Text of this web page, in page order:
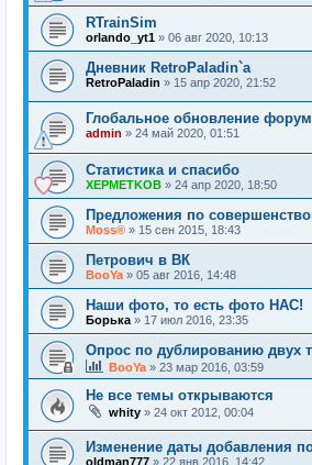
RTrainSim
orlando_yt1 » 06 авг 2020, 10:13
Дневник RetroPaladin`a
RetroPaladin » 15 апр 2020, 21:52
Глобальное обновление
admin » 24 май 2020, 01:51
Статистика и спасибо
XEPMETKOB » 24 апр 2020, 18:50
Предложения по
Moss® » 15 сен 2015, 18:43
Петрович в ВК
BooYa » 05 авг 2016, 14:48
Наши фото, то есть фото НАС!
Борька » 17 июл 2016, 23:35
Опрос по дублированию двух
BooYa » 23 мар 2016, 03:59
Не все темы открываются
whity » 24 окт 2012, 00:04
Изменение даты добавления
oldman777 » 22 янв 2016, 14:42